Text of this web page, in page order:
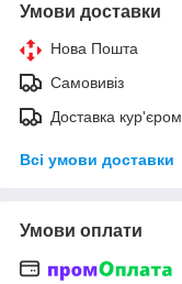
Умови доставки
Нова Пошта
Самовивіз
Доставка кур'єром
Всі умови доставки
Умови оплати